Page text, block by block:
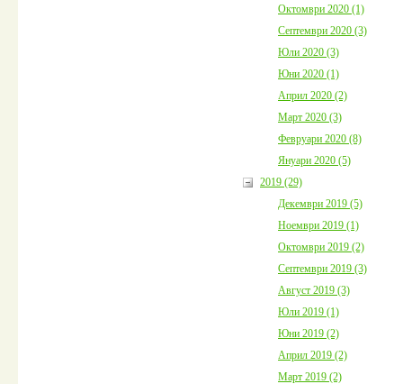
Октомври 2020 (1)
Септември 2020 (3)
Юли 2020 (3)
Юни 2020 (1)
Април 2020 (2)
Март 2020 (3)
Февруари 2020 (8)
Януари 2020 (5)
2019 (29)
Декември 2019 (5)
Ноември 2019 (1)
Октомври 2019 (2)
Септември 2019 (3)
Август 2019 (3)
Юли 2019 (1)
Юни 2019 (2)
Април 2019 (2)
Март 2019 (2)